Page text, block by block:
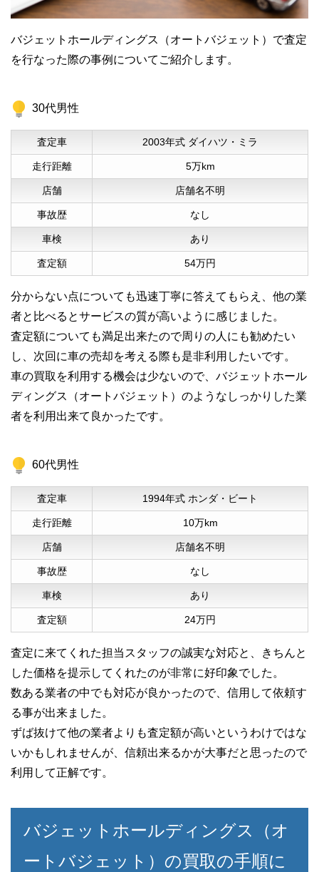
バジェットホールディングス（オートバジェット）で査定
を行なった際の事例についてご紹介します。
30代男性
査定車 2003年式 ダイハツ・ミラ
走行距離 5万km
店舗 店舗名不明
事故歴 なし
車検 あり
査定額 54万円
分からない点についても迅速丁寧に答えてもらえ、他の業
者と比べるとサービスの質が高いように感じました。
査定額についても満足出来たので周りの人にも勧めたい
し、次回に車の売却を考える際も是非利用したいです。
車の買取を利用する機会は少ないので、バジェットホール
ディングス（オートバジェット）のようなしっかりした業
者を利用出来て良かったです。
60代男性
査定車 1994年式 ホンダ・ビート
走行距離 10万km
店舗 店舗名不明
事故歴 なし
車検 あり
査定額 24万円
査定に来てくれた担当スタッフの誠実な対応と、きちんと
した価格を提示してくれたのが非常に好印象でした。
数ある業者の中でも対応が良かったので、信用して依頼す
る事が出来ました。
ずば抜けて他の業者よりも査定額が高いというわけではな
いかもしれませんが、信頼出来るかが大事だと思ったので
利用して正解です。
バジェットホールディングス（オ
ートバジェット）の買取の手順に